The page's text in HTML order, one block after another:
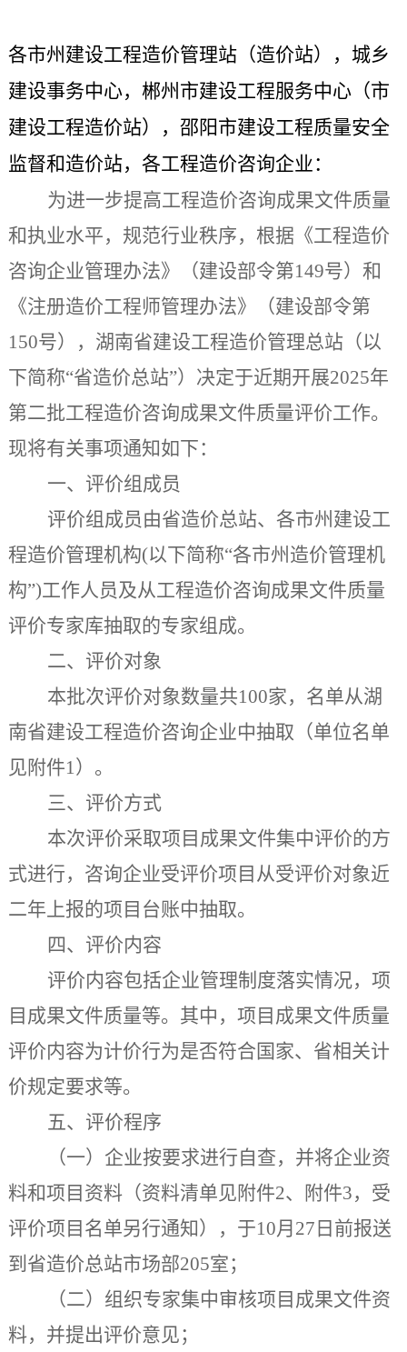
各市州建设工程造价管理站（造价站），城乡
建设事务中心，郴州市建设工程服务中心（市
建设工程造价站），邵阳市建设工程质量安全
监督和造价站，各工程造价咨询企业：
为进一步提高工程造价咨询成果文件质量
和执业水平，规范行业秩序，根据《工程造价
咨询企业管理办法》（建设部令第149号）和
《注册造价工程师管理办法》（建设部令第
150号）， 湖南省建设工程造价管理总站（以
下简称“省造价总站”）决定于近期开展2025年
第二批工程造价咨询成果文件质量评价工作。
现将有关事项通知如下：
一、评价组成员
评价组成员由省造价总站、各市州建设工
程造价管理机构(以下简称“各市州造价管理机
构”)工作人员及从工程造价咨询成果文件质量
评价专家库抽取的专家组成。
二、评价对象
本批次评价对象数量共100家，名单从湖
南省建设工程造价咨询企业中抽取（单位名单
见附件1）。
三、评价方式
本次评价采取项目成果文件集中评价的方
式进行，咨询企业受评价项目从受评价对象近
二年上报的项目台账中抽取。
四、评价内容
评价内容包括企业管理制度落实情况，项
目成果文件质量等。其中，项目成果文件质量
评价内容为计价行为是否符合国家、省相关计
价规定要求等。
五、评价程序
（一）企业按要求进行自查，并将企业资
料和项目资料（资料清单见附件2、附件3， 受
评价项目名单另行通知） ，于10月 27 日前报送
到省造价总站市场部205室；
（二）组织专家集中审核项目成果文件资
料，并提出评价意见；